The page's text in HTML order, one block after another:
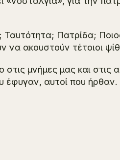
Ταυτότητα; Πατρίδα;
ακουστούν τέτοιοι
μνήμες μας και
έφυγαν, αυτοί που ήρθαν.